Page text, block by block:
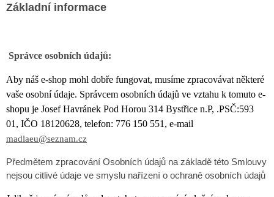
Základní informace
Správce osobních údajů:
Aby náš e-shop mohl dobře fungovat, musíme zpracovávat některé
vaše osobní údaje. Správcem osobních údajů ve vztahu k tomuto e-
shopu je Josef Havránek Pod Horou 314 Bystřice n.P, .PSČ:593
01, IČO 18120628, telefon: 776 150 551, e-mail
madlaeu@seznam.cz
Předmětem zpracování Osobních údajů na základě této Smlouvy
nejsou citlivé údaje ve smyslu nařízení o ochraně osobních údajů